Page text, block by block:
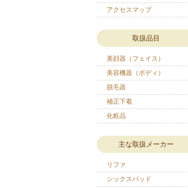
アクセスマップ
取扱品目
美顔器（フェイス）
美容機器（ボディ）
脱毛器
補正下着
化粧品
主な取扱メーカー
リファ
シックスパッド